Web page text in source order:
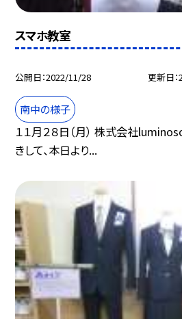
スマホ教室
公開日 2022/11/28 更新日
南中の様子
１１月２８日（月） 株式会社
きして、本日より...